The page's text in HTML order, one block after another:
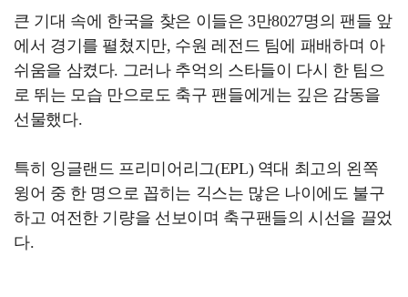
큰 기대 속에 한국을 찾은 이들은 3만8027명의 팬들 앞
에서 경기를 펼쳤지만, 수원 레전드 팀에 패배하며 아
쉬움을 삼켰다. 그러나 추억의 스타들이 다시 한 팀으
로 뛰는 모습 만으로도 축구 팬들에게는 깊은 감동을
선물했다.
특히 잉글랜드 프리미어리그(EPL) 역대 최고의 왼쪽
윙어 중 한 명으로 꼽히는 긱스는 많은 나이에도 불구
하고 여전한 기량을 선보이며 축구팬들의 시선을 끌었
다.